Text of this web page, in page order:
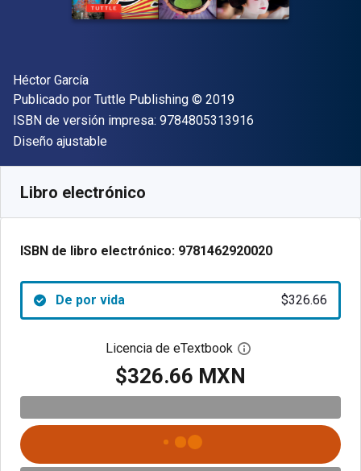
Autor(es)
Héctor García
Editor
Publicado por Tuttle Publishing Copyright
© 2019
ISBN de versión impresa: 9784805313916
Formato
Diseño ajustable
Libro electrónico
ISBN de libro electrónico: 9781462920020
De por vida $326.66
Licencia de eTextbook Abre el cuadro de
$326.66 MXN